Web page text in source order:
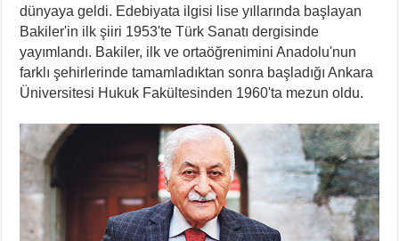
dünyaya geldi. Edebiyata ilgisi lise yıllarında başlayan
Bakiler'in ilk şiiri 1953'te Türk Sanatı dergisinde
yayımlandı. Bakiler, ilk ve ortaöğrenimini Anadolu'nun
farklı şehirlerinde tamamladıktan sonra başladığı Ankara
Üniversitesi Hukuk Fakültesinden 1960'ta mezun oldu.